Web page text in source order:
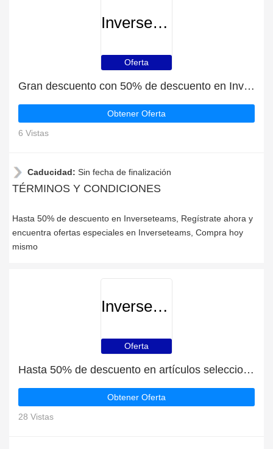
Inverseteams
Oferta
Gran descuento con 50% de descuento en Inverseteams
Obtener Oferta
6 Vistas
Caducidad: Sin fecha de finalización
TÉRMINOS Y CONDICIONES
Hasta 50% de descuento en Inverseteams, Regístrate ahora y
encuentra ofertas especiales en Inverseteams, Compra hoy
mismo
Inverseteams
Oferta
Hasta 50% de descuento en artículos seleccionados
Obtener Oferta
28 Vistas